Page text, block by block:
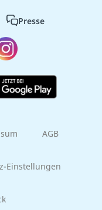
Presse
AGB
Einstellungen